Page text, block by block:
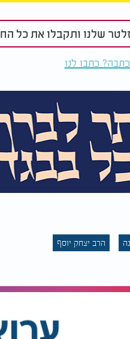
שלנו ותקבלו את כל
כתבו לנו
הרב יצחק יוסף